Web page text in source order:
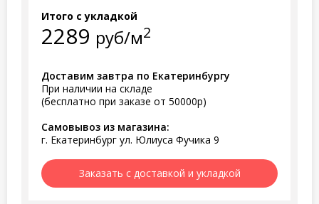
Итого с укладкой
2289 руб/м2
Доставим завтра по Екатеринбургу
При наличии на складе
(бесплатно при заказе от 50000р)
Самовывоз из магазина:
г. Екатеринбург ул. Юлиуса Фучика 9
Заказать с доставкой и укладкой